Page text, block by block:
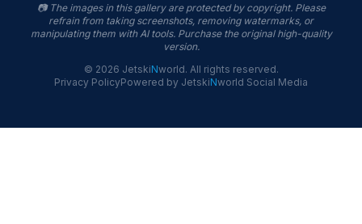
📷 The images in this gallery are protected by copyright. Please
refrain from taking screenshots, removing watermarks, or
manipulating them with AI tools. Purchase the original high-quality
version.
© 2026 JetskiNworld. All rights reserved.
Privacy PolicyPowered by JetskiNworld Social Media